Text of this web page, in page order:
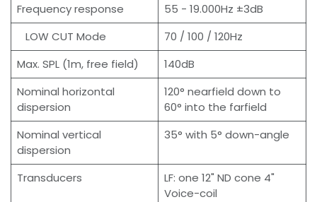
Frequency response
55 - 19.000Hz ±3dB
LOW CUT Mode
70 / 100 / 120Hz
Max. SPL (1m, free field)
140dB
Nominal horizontal
dispersion
120° nearfield down to
60° into the farfield
Nominal vertical
dispersion
35° with 5° down-angle
Transducers
LF: one 12" ND cone 4"
Voice-coil